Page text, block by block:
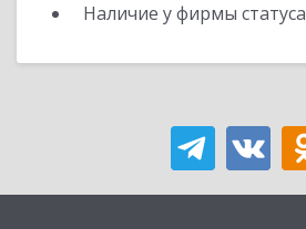
Наличие у фирмы статуса